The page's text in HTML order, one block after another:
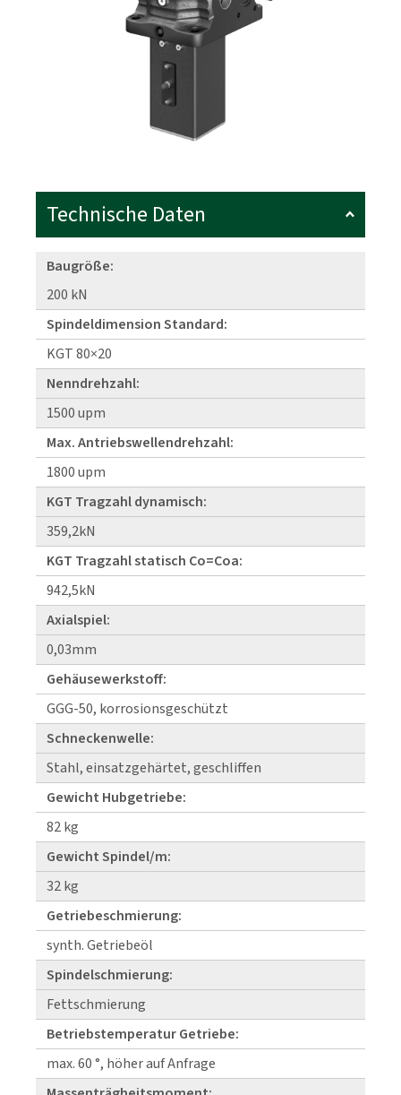
Technische Daten
Baugröße:
200 kN
Spindeldimension Standard:
KGT 80×20
Nenndrehzahl:
1500 upm
Max. Antriebswellendrehzahl:
1800 upm
KGT Tragzahl dynamisch:
359,2kN
KGT Tragzahl statisch Co=Coa:
942,5kN
Axialspiel:
0,03mm
Gehäusewerkstoff:
GGG-50, korrosionsgeschützt
Schneckenwelle:
Stahl, einsatzgehärtet, geschliffen
Gewicht Hubgetriebe:
82 kg
Gewicht Spindel/m:
32 kg
Getriebeschmierung:
synth. Getriebeöl
Spindelschmierung:
Fettschmierung
Betriebstemperatur Getriebe:
max. 60 °, höher auf Anfrage